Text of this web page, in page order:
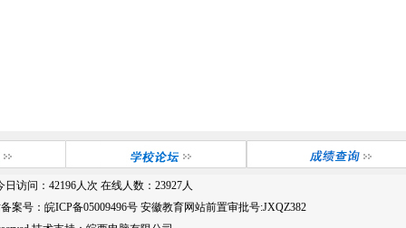
日访问： 42196人次 在线人数： 23927人
案号： 皖ICP备05009496号 安徽教育网站前置审批号:JXQZ382